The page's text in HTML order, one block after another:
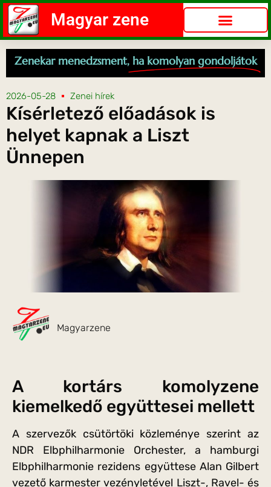
Magyar zene
Zenekar menedzsment, ha komolyan gondoljátok
2026-05-28 Zenei hírek
Kísérletező előadások is
helyet kapnak a Liszt
Ünnepen
Magyarzene
A kortárs komolyzene
kiemelkedő együttesei mellett
A szervezők csütörtöki közleménye szerint az
NDR Elbphilharmonie Orchester, a hamburgi
Elbphilharmonie rezidens együttese Alan Gilbert
vezető karmester vezényletével Liszt-, Ravel- és